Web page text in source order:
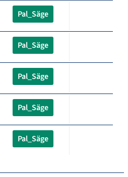
Pal_Säge
Pal_Säge
Pal_Säge
Pal_Säge
Pal_Säge